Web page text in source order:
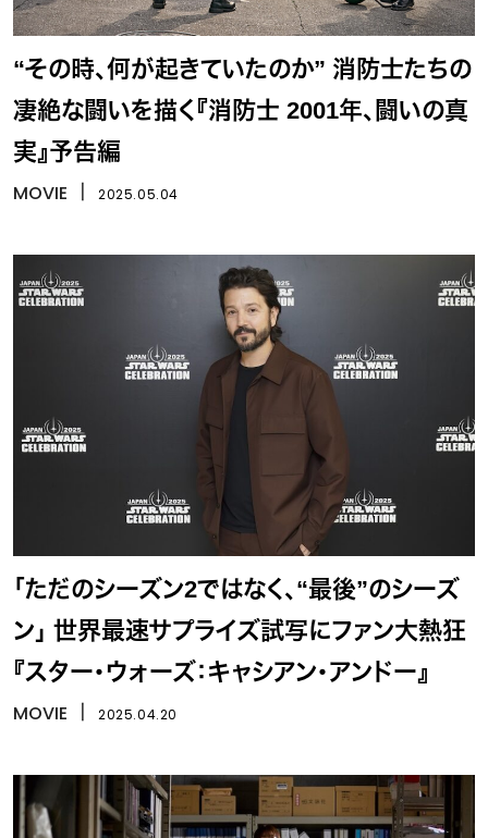
“その時、何が起きていたのか” 消防士たちの
凄絶な闘いを描く『消防士 2001年、闘いの真
実』予告編
MOVIE 2025.05.04
「ただのシーズン2ではなく、“最後”のシーズ
ン」 世界最速サプライズ試写にファン大熱狂
『スター・ウォーズ：キャシアン・アンドー』
MOVIE 2025.04.20